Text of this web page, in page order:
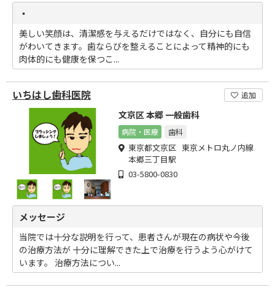
・
美しい笑顔は、清潔感を与えるだけではなく、自分にも自信
がわいてきます。歯ならびを整えることによって精神的にも
肉体的にも健康を保つこ...
いちはし歯科医院 追加
文京区 本郷 一般歯科
病院・医療 歯科
東京都文京区 東京メトロ丸ノ内線
本郷三丁目駅
03-5800-0830
メッセージ
当院では十分な説明を行って、患者さんが現在の病状や今後
の治療方法が 十分に理解できた上で治療を行うよう心がけて
います。 治療方法につい...